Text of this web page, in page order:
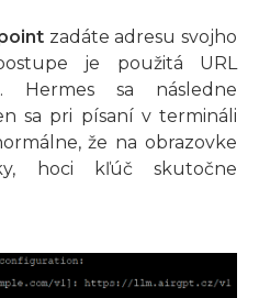
zadáte adresu svojho
je použitá URL
. Hermes sa následne
sa pri písaní v termináli
že na obrazovke
hoci kľúč skutočne